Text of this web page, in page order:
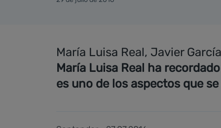
María Luisa Real, Javier
María Luisa Real ha
es uno de los aspectos que